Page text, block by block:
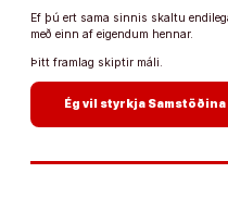
Ef þú ert sama sinnis skaltu
með einn af eigendum hennar.
Þitt framlag skiptir máli.
Ég vil styrkja Samstöðina